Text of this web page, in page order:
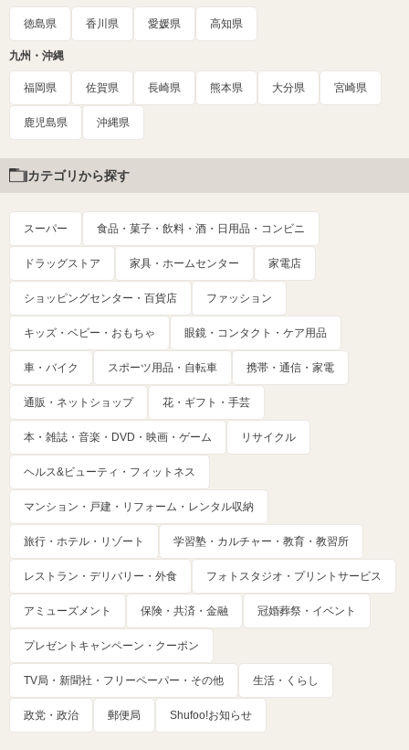
徳島県 香川県 愛媛県 高知県
九州・沖縄
福岡県 佐賀県 長崎県 熊本県 大分県 宮崎県
鹿児島県 沖縄県
カテゴリから探す
スーパー 食品・菓子・飲料・酒・日用品・コンビニ
ドラッグストア 家具・ホームセンター 家電店
ショッピングセンター・百貨店 ファッション
キッズ・ベビー・おもちゃ 眼鏡・コンタクト・ケア用品
車・バイク スポーツ用品・自転車 携帯・通信・家電
通販・ネットショップ 花・ギフト・手芸
本・雑誌・音楽・DVD・映画・ゲーム リサイクル
ヘルス&ビューティ・フィットネス
マンション・戸建・リフォーム・レンタル収納
旅行・ホテル・リゾート 学習塾・カルチャー・教育・教習所
レストラン・デリバリー・外食 フォトスタジオ・プリントサービス
アミューズメント 保険・共済・金融 冠婚葬祭・イベント
プレゼントキャンペーン・クーポン
TV局・新聞社・フリーペーパー・その他 生活・くらし
政党・政治 郵便局 Shufoo!お知らせ